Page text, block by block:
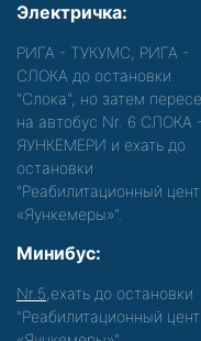
Электричка:
РИГА - ТУКУМС, РИГА -
СЛОКА до остановки
"Слока", но затем
на автобус Nr. 6 СЛОКА -
ЯУНКЕМЕРИ и ехать до
остановки
"Реабилитационный
«Яункемеры»".
Минибус:
Nr.5 ,ехать до остановки
"Реабилитационный